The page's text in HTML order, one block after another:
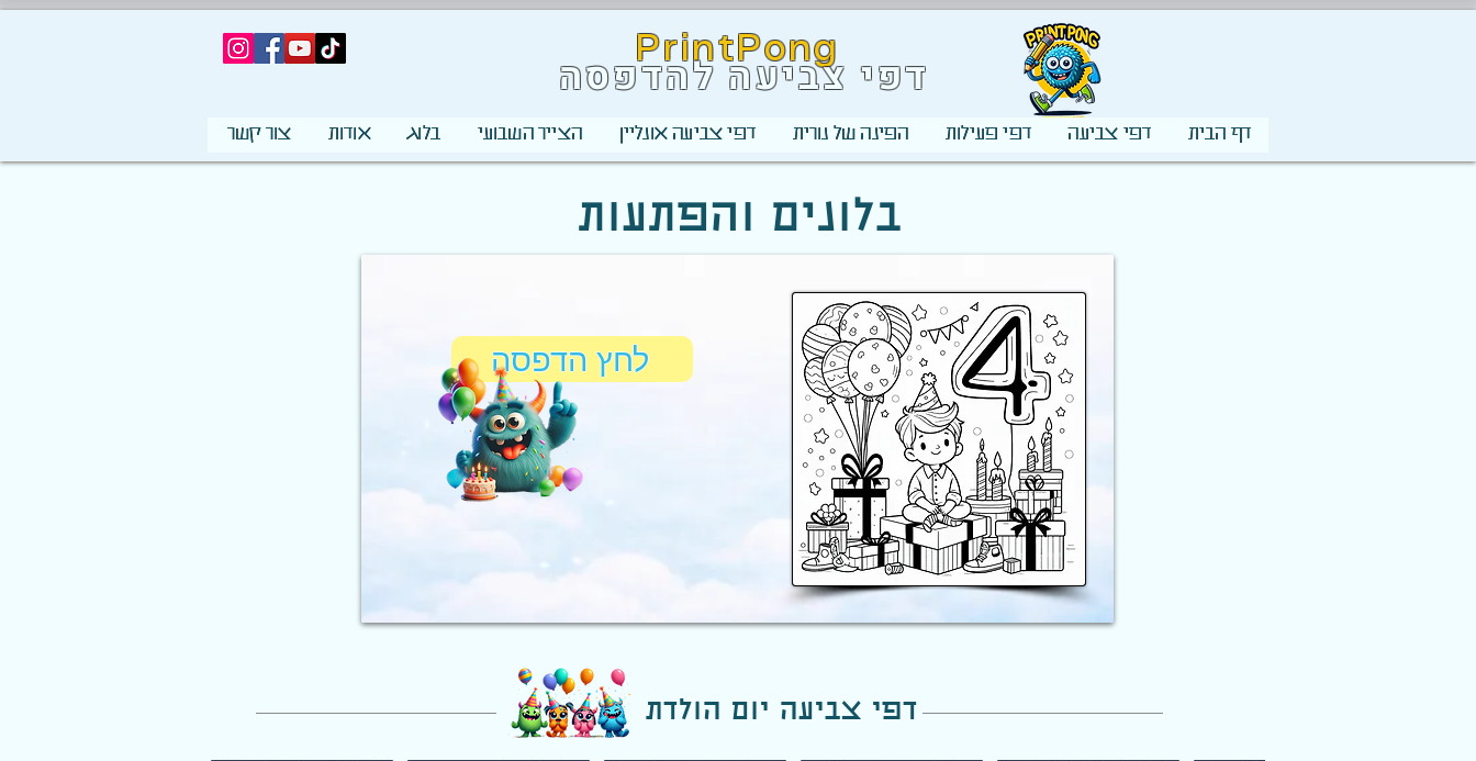
PrintPong
דפי צביעה להדפסה
דף הבית דפי צביעה דפי פעילות הפינה של נורית דפי צביעה אונליין הצייר השבועי בלוג אודות צור קשר
בלונים והפתעות
לחץ הדפסה
דפי צביעה יום הולדת